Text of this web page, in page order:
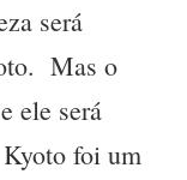
será
Mas o
ele será
foi um